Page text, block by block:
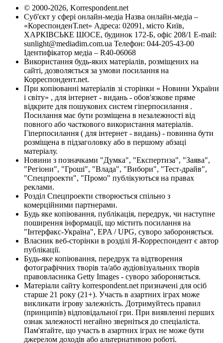
© 2000-2026, Korrespondent.net
Суб'єкт у сфері онлайн-медіа Назва онлайн-медіа –
«КореспонденТ.net» Адреса: 02091, місто Київ,
ХАРКІВСЬКЕ ШОСЕ, будинок 172-Б, офіс 208/1 E-mail:
sunlight@mediadim.com.ua Телефон: 044-205-43-00
Ідентифікатор медіа – R40-06068
Використання будь-яких матеріалів, розміщених на
сайті, дозволяється за умови посилання на
Корреспондент.net.
При копіюванні матеріалів зі сторінки « Новини України
і світу» , для інтернет - видань - обов'язкове пряме
відкрите для пошукових систем гіперпосилання .
Посилання має бути розміщена в незалежності від
повного або часткового використання матеріалів.
Гіперпосилання ( для інтернет - видань) - повинна бути
розміщена в підзаголовку або в першому абзаці
матеріалу.
Новини з позначками "Думка", "Експертиза", "Заява",
"Регіони", "Гроші", "Влада", "Вибори", "Тест-драйв",
"Спецпроекти", "Промо" публікуються на правах
реклами.
Розділ Спецпроекти створюється спільно з
комерційними партнерами.
Будь яке копіювання, публікація, передрук, чи наступне
поширення інформації, що містить посилання на
"Інтерфакс-Україна", EPA / UPG, суворо забороняється.
Власник веб-сторінки в розділі Я-Корреспондент є автор
публікації.
Будь-яке копіювання, передрук та відтворення
фотографічних творів та/або аудіовізуальних творів
правовласника Getty Images - суворо забороняється.
Матеріали сайту korrespondent.net призначені для осіб
старше 21 року (21+). Участь в азартних іграх може
викликати ігрову залежність. Дотримуйтесь правил
(принципів) відповідальної гри. При виявленні перших
ознак залежності негайно зверніться до спеціаліста.
Пам'ятайте, що участь в азартних іграх не може бути
джерелом доходів або альтернативою роботі.